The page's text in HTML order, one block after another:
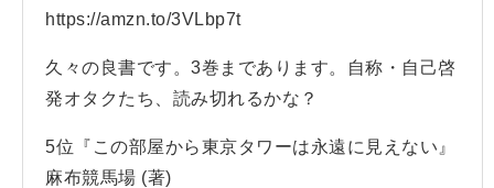
https://amzn.to/3VLbp7t
久々の良書です。3巻まであります。自称・自己啓
発オタクたち、読み切れるかな？
5位『この部屋から東京タワーは永遠に見えない』
麻布競馬場 (著)